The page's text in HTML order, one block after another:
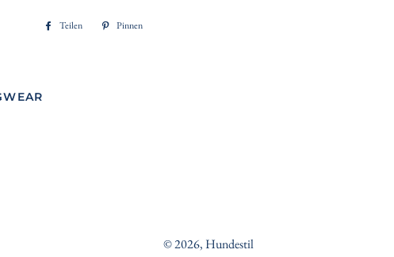
Teilen
Auf
Pinnen
© 2026,Hundestil